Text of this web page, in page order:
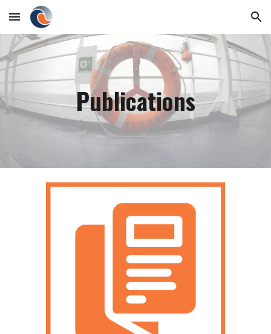
Skip to main content Skip to navigation
Publications